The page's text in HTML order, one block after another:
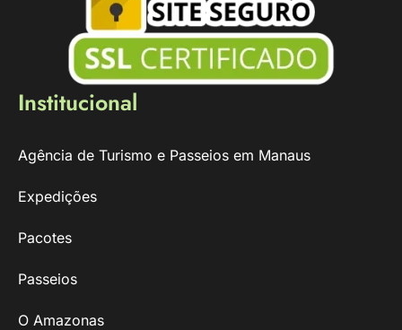
Institucional
Agência de Turismo e Passeios em Manaus
Expedições
Pacotes
Passeios
O Amazonas